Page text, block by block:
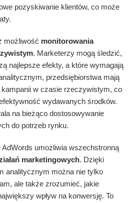
pozyskiwanie klientów, co może
możliwość monitorowania
. Marketerzy mogą śledzić,
najlepsze efekty, a które wymagają
przedsiębiorstwa mają
w czasie rzeczywistym, co
wydawanych środków.
na bieżąco dostosowywanie
do potrzeb rynku.
umożliwia wszechstronną
marketingowych. Dzięki
analitycznym można nie tylko
ale także zrozumieć, jakie
wpływ na konwersję. To